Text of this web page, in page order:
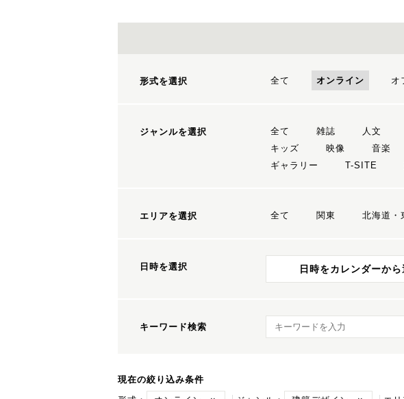
形式を選択 全て オンライン オ
ジャンルを選択 全て 雑誌 人文
キッズ
映像 音楽
ギャラリー
T-SITE
エリアを選択 全て 関東 北海道・
日時を選択 日時をカレンダーから
キーワード検索 キーワード検索
現在の絞り込み条件